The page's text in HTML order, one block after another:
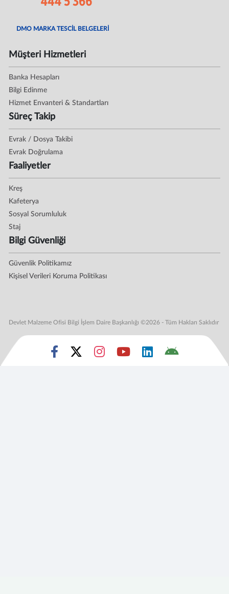
DMO MARKA TESCİL BELGELERİ
Müşteri Hizmetleri
Banka Hesapları
Bilgi Edinme
Hizmet Envanteri & Standartları
Süreç Takip
Evrak / Dosya Takibi
Evrak Doğrulama
Faaliyetler
Kreş
Kafeterya
Sosyal Sorumluluk
Staj
Bilgi Güvenliği
Güvenlik Politikamız
Kişisel Verileri Koruma Politikası
Devlet Malzeme Ofisi Bilgi İşlem Daire Başkanlığı ©2026 - Tüm Hakları Saklıdır